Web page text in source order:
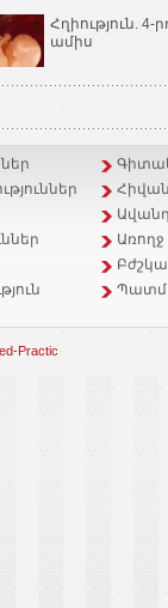
Հղիություն. 4-
ամիս
Practic